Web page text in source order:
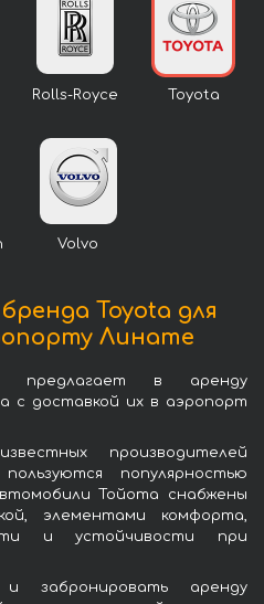
Rolls-Royce Toyota
Volvo
Toyota для
Линате
предлагает в аренду
с доставкой их в аэропорт
производителей
популярностью
Тойота снабжены
элементами комфорта,
и устойчивости при
забронировать аренду